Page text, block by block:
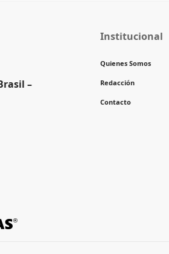
–
Institucional
Quienes Somos
Redacción
Contacto